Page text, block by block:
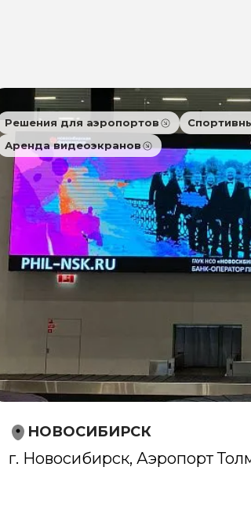
Решения для аэропортов
Аренда видеоэкранов
НОВОСИБИРСК
г. Новосибирск, Аэропорт